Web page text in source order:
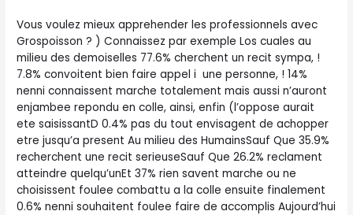
Vous voulez mieux apprehender les professionnels avec
Grospoisson ? ) Connaissez par exemple Los cuales au
milieu des demoiselles 77.6% cherchent un recit sympa, !
7.8% convoitent bien faire appel i une personne, ! 14%
nenni connaissent marche totalement mais aussi n’auront
enjambee repondu en colle, ainsi, enfin (l’oppose aurait
ete saisissantD 0.4% pas du tout envisagent de achopper
etre jusqu’a present Au milieu des HumainsSauf Que 35.9%
recherchent une recit serieuseSauf Que 26.2% reclament
atteindre quelqu’unEt 37% rien savent marche ou ne
choisissent foulee combattu a la colle ensuite finalement
0.6% nenni souhaitent foulee faire de accomplis Aujourd’hui